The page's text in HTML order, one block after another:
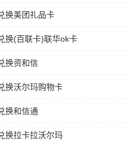
换美团礼品卡
换(百联卡)联华ok卡
换资和信
换沃尔玛购物卡
换和信通
换拉卡拉沃尔玛